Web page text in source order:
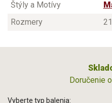
Štýly a Motívy
Rozmery
Doručenie
Vyberte typ balenia: